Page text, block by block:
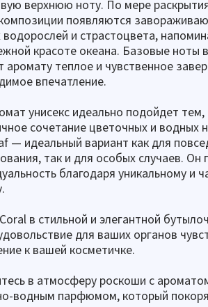
верхнюю ноту. По мере
появляются
водорослей и страстоцвета,
красоте океана. Базовые ноты
аромату теплое и чувственное
впечатление.
унисекс идеально подойдет тем,
сочетание цветочных и водных
— идеальный вариант как для
так и для особых случаев. Он
благодаря уникальному и
в стильной и элегантной
для ваших органов
к вашей косметичке.
в атмосферу роскоши с
водным парфюмом, который